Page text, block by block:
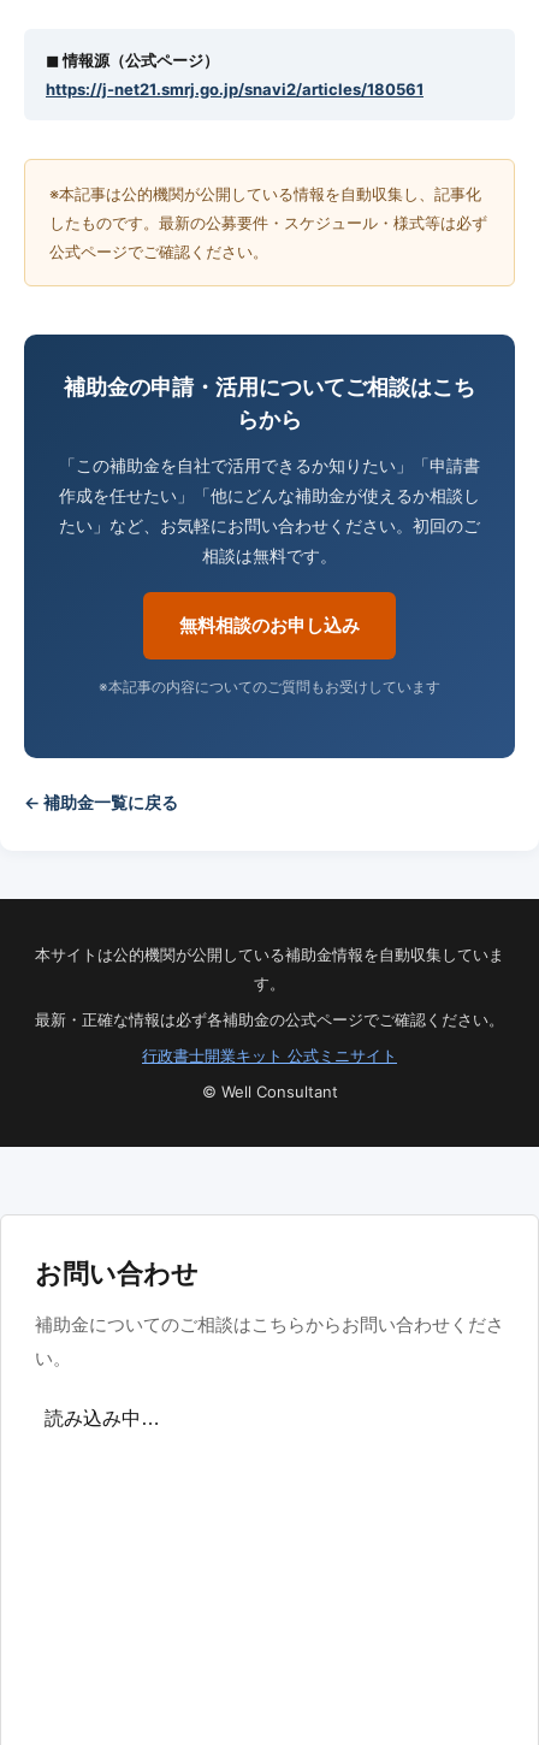
◼︎ 情報源（公式ページ）
https://j-net21.smrj.go.jp/snavi2/articles/180561
※本記事は公的機関が公開している情報を自動収集し、記事化
したものです。最新の公募要件・スケジュール・様式等は必ず
公式ページでご確認ください。
補助金の申請・活用についてご相談はこち
らから
「この補助金を自社で活用できるか知りたい」「申請書
作成を任せたい」「他にどんな補助金が使えるか相談し
たい」など、お気軽にお問い合わせください。初回のご
相談は無料です。
無料相談のお申し込み
※本記事の内容についてのご質問もお受けしています
← 補助金一覧に戻る
本サイトは公的機関が公開している補助金情報を自動収集していま
す。
最新・正確な情報は必ず各補助金の公式ページでご確認ください。
行政書士開業キット 公式ミニサイト
© Well Consultant
お問い合わせ
補助金についてのご相談はこちらからお問い合わせくださ
い。